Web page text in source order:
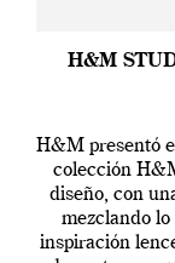
H&M
H&M presentó
colección
diseño, con
mezclando
inspiración